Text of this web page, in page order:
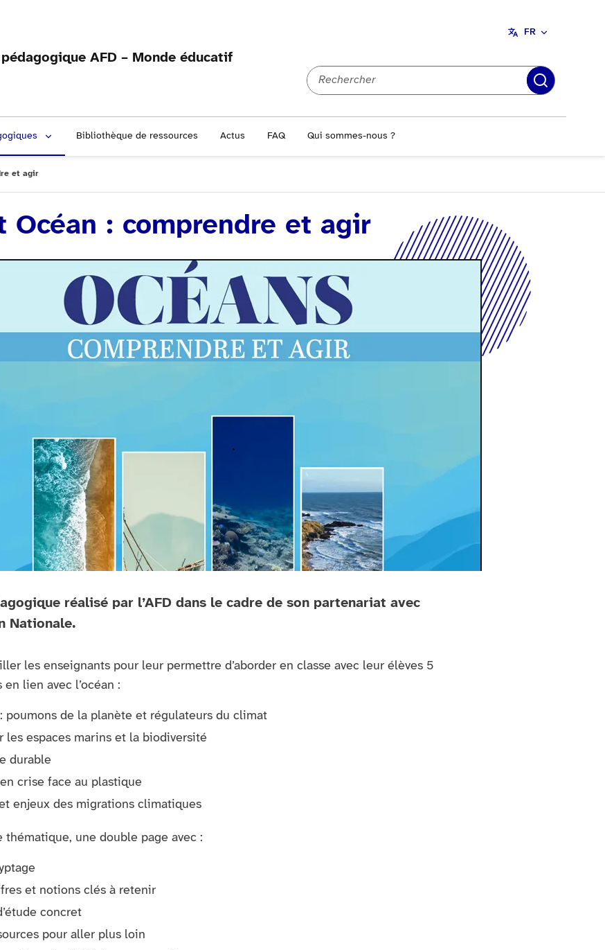
AFD – Monde éducatif
FR
Bibliothèque de ressources Actus FAQ Qui sommes-nous ?
et agir
Océan : comprendre et agir
réalisé par l’AFD dans le cadre de son partenariat avec
Nationale.
les enseignants pour leur permettre d’aborder en classe avec leur élèves 5
lien avec l’océan :
: poumons de la planète et régulateurs du climat
les espaces marins et la biodiversité
durable
en crise face au plastique
enjeux des migrations climatiques
thématique, une double page avec :
et notions clés à retenir
concret
pour aller plus loin